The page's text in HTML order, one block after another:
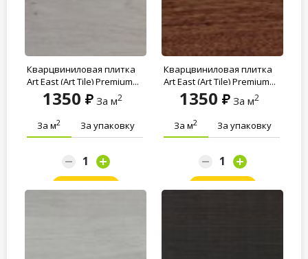
Кварцвиниловая плитка
Art East (Art Tile) Premium...
1350 За м2
За м2 За упаковку
Кварцвиниловая плитка
Art East (Art Tile) Premium...
1350 За м2
За м2 За упаковку